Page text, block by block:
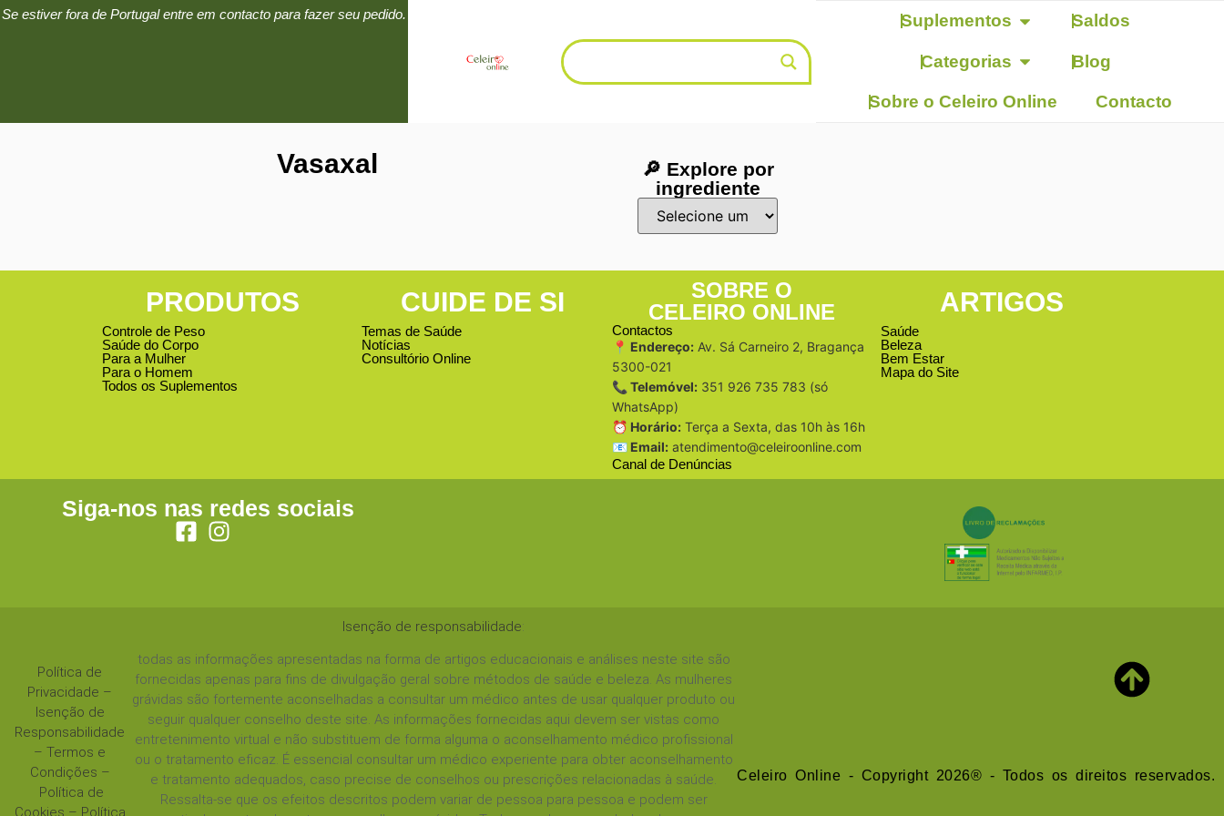
Se estiver fora de Portugal entre em contacto para fazer seu pedido. Suplementos Saldos
Categorias Blog
Sobre o Celeiro Online Contacto
Vasaxal
🔎 Explore por
ingrediente
PRODUTOS
Controle de Peso
Saúde do Corpo
Para a Mulher
Para o Homem
Todos os Suplementos
CUIDE DE SI
Temas de Saúde
Notícias
Consultório Online
SOBRE O
CELEIRO ONLINE
Contactos
📍 Endereço: Av. Sá Carneiro 2, Bragança
5300-021
📞 Telemóvel: 351 926 735 783 (só
WhatsApp)
⏰ Horário: Terça a Sexta, das 10h às 16h
📧 Email: atendimento@celeiroonline.com
Canal de Denúncias
ARTIGOS
Saúde
Beleza
Bem Estar
Mapa do Site
Siga-nos nas redes sociais
Política de
Privacidade –
Isenção de
Responsabilidade
–Termos e
Condições –
Política de
Cookies – Política
Isenção de responsabilidade:
todas as informações apresentadas na forma de artigos educacionais e análises neste site são
fornecidas apenas para fins de divulgação geral sobre métodos de saúde e beleza. As mulheres
grávidas são fortemente aconselhadas a consultar um médico antes de usar qualquer produto ou
seguir qualquer conselho deste site. As informações fornecidas aqui devem ser vistas como
entretenimento virtual e não substituem de forma alguma o aconselhamento médico profissional
ou o tratamento eficaz. É essencial consultar um médico experiente para obter aconselhamento
e tratamento adequados, caso precise de conselhos ou prescrições relacionadas à saúde.
Ressalta-se que os efeitos descritos podem variar de pessoa para pessoa e podem ser
Celeiro Online - Copyright 2026® - Todos os direitos reservados.